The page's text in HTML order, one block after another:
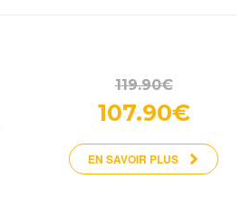
119.90€
107.90€
EN SAVOIR PLUS